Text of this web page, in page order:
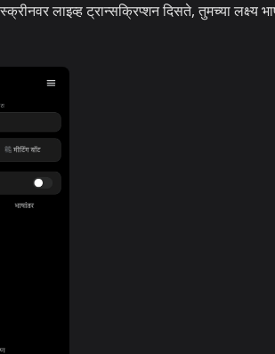
लाइव्ह ट्रान्सक्रिप्शन दिसते, तुमच्या लक्ष्य